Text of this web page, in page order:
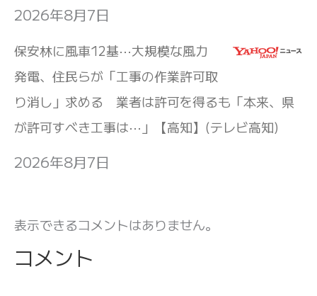
2026年8月7日
保安林に風車12基⋯大規模な風力
発電、住民らが「工事の作業許可取
り消し」求める 業者は許可を得るも「本来、県
が許可すべき工事は⋯」【高知】(テレビ高知)
2026年8月7日
表示できるコメントはありません。
コメント